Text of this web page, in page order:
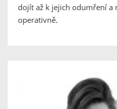
dojít až k jejich odumření a
operativně.